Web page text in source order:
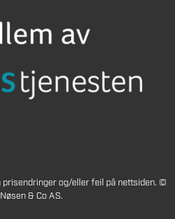
prisendringer og/eller feil på nettsiden. ©
& Co AS.